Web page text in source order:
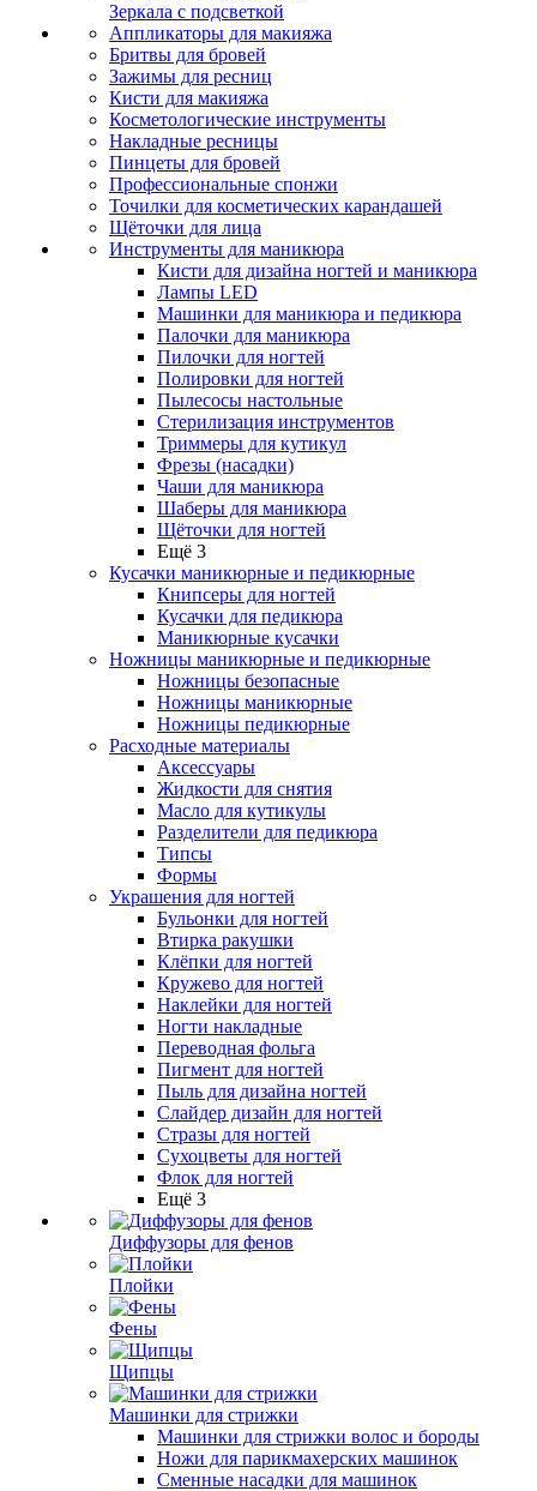
Зеркала с подсветкой
Аппликаторы для макияжа
Бритвы для бровей
Зажимы для ресниц
Кисти для макияжа
Косметологические инструменты
Накладные ресницы
Пинцеты для бровей
Профессиональные спонжи
Точилки для косметических карандашей
Щёточки для лица
Инструменты для маникюра
Кисти для дизайна ногтей и маникюра
Лампы LED
Машинки для маникюра и педикюра
Палочки для маникюра
Пилочки для ногтей
Полировки для ногтей
Пылесосы настольные
Стерилизация инструментов
Триммеры для кутикул
Фрезы (насадки)
Чаши для маникюра
Шаберы для маникюра
Щёточки для ногтей
Ещё 3
Кусачки маникюрные и педикюрные
Книпсеры для ногтей
Кусачки для педикюра
Маникюрные кусачки
Ножницы маникюрные и педикюрные
Ножницы безопасные
Ножницы маникюрные
Ножницы педикюрные
Расходные материалы
Аксессуары
Жидкости для снятия
Масло для кутикулы
Разделители для педикюра
Типсы
Формы
Украшения для ногтей
Бульонки для ногтей
Втирка ракушки
Клёпки для ногтей
Кружево для ногтей
Наклейки для ногтей
Ногти накладные
Переводная фольга
Пигмент для ногтей
Пыль для дизайна ногтей
Слайдер дизайн для ногтей
Стразы для ногтей
Сухоцветы для ногтей
Флок для ногтей
Ещё 3
Диффузоры для фенов
Плойки
Фены
Щипцы
Машинки для стрижки
Машинки для стрижки волос и бороды
Ножи для парикмахерских машинок
Сменные насадки для машинок